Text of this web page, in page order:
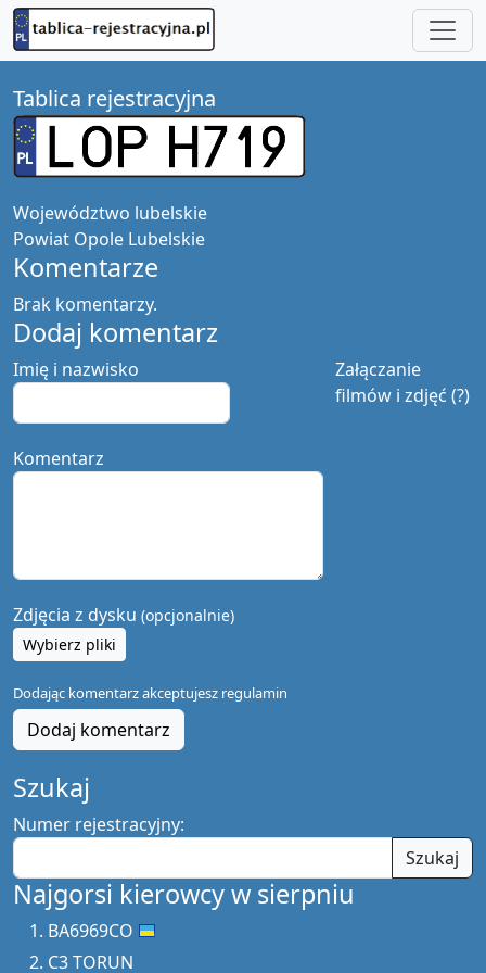
Tablica rejestracyjna
Województwo lubelskie
Powiat Opole Lubelskie
Komentarze
Brak komentarzy.
Dodaj komentarz
Załączanie
filmów i zdjęć (?)
Imię i nazwisko
Komentarz
Zdjęcia z dysku (opcjonalnie)
Wybierz pliki
Dodając komentarz akceptujesz regulamin
Dodaj komentarz
Szukaj
Numer rejestracyjny:
Szukaj
Najgorsi kierowcy w sierpniu
BA6969CO
C3 TORUN